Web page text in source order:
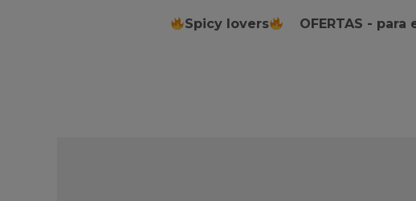
Spicy lovers OFERTAS -